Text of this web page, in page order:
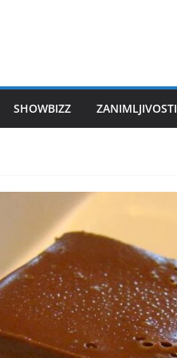
SHOWBIZZ ZANIMLJIVOSTI